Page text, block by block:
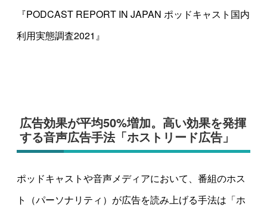
『PODCAST REPORT IN JAPAN ポッドキャスト国内
利用実態調査2021』
広告効果が平均50%増加。高い効果を発揮
する音声広告手法「ホストリード広告」
ポッドキャストや音声メディアにおいて、番組のホス
ト（パーソナリティ）が広告を読み上げる手法は「ホ